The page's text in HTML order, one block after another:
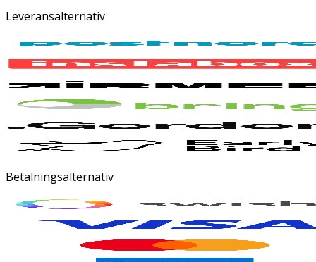
Leveransalternativ
Betalningsalternativ